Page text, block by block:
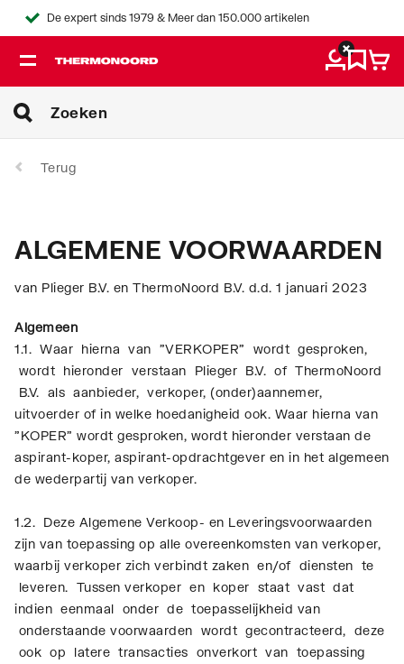
De expert sinds 1979 & Meer dan 150.000 artikelen
Terug
ALGEMENE VOORWAARDEN
van Plieger B.V. en ThermoNoord B.V. d.d. 1 januari 2023
Algemeen
1.1. Waar hierna van "VERKOPER" wordt gesproken,
wordt hieronder verstaan Plieger B.V. of ThermoNoord
B.V. als aanbieder, verkoper, (onder)aannemer,
uitvoerder of in welke hoedanigheid ook. Waar hierna van
"KOPER" wordt gesproken, wordt hieronder verstaan de
aspirant-koper, aspirant-opdrachtgever en in het algemeen
de wederpartij van verkoper.
1.2. Deze Algemene Verkoop- en Leveringsvoorwaarden
zijn van toepassing op alle overeenkomsten van verkoper,
waarbij verkoper zich verbindt zaken en/of diensten te
leveren. Tussen verkoper en koper staat vast dat
indien eenmaal onder de toepasselijkheid van
onderstaande voorwaarden wordt gecontracteerd, deze
ook op latere transacties onverkort van toepassing